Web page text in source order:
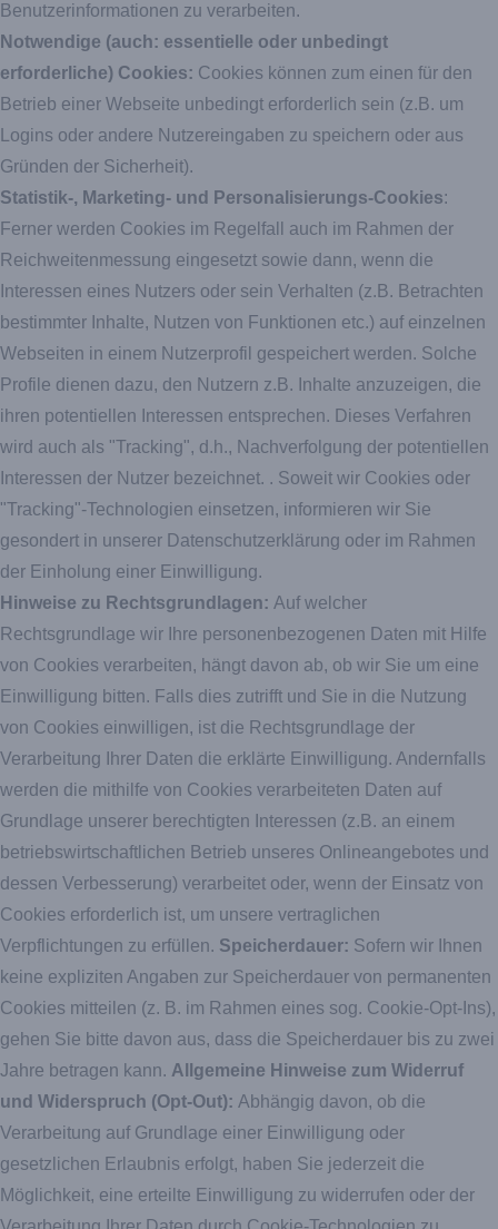
Benutzerinformationen zu verarbeiten.
Notwendige (auch: essentielle oder unbedingt
erforderliche) Cookies: Cookies können zum einen für den
Betrieb einer Webseite unbedingt erforderlich sein (z.B. um
Logins oder andere Nutzereingaben zu speichern oder aus
Gründen der Sicherheit).
Statistik-, Marketing- und Personalisierungs-Cookies:
Ferner werden Cookies im Regelfall auch im Rahmen der
Reichweitenmessung eingesetzt sowie dann, wenn die
Interessen eines Nutzers oder sein Verhalten (z.B. Betrachten
bestimmter Inhalte, Nutzen von Funktionen etc.) auf einzelnen
Webseiten in einem Nutzerprofil gespeichert werden. Solche
Profile dienen dazu, den Nutzern z.B. Inhalte anzuzeigen, die
ihren potentiellen Interessen entsprechen. Dieses Verfahren
wird auch als "Tracking", d.h., Nachverfolgung der potentiellen
Interessen der Nutzer bezeichnet. . Soweit wir Cookies oder
"Tracking"-Technologien einsetzen, informieren wir Sie
gesondert in unserer Datenschutzerklärung oder im Rahmen
der Einholung einer Einwilligung.
Hinweise zu Rechtsgrundlagen: Auf welcher
Rechtsgrundlage wir Ihre personenbezogenen Daten mit Hilfe
von Cookies verarbeiten, hängt davon ab, ob wir Sie um eine
Einwilligung bitten. Falls dies zutrifft und Sie in die Nutzung
von Cookies einwilligen, ist die Rechtsgrundlage der
Verarbeitung Ihrer Daten die erklärte Einwilligung. Andernfalls
werden die mithilfe von Cookies verarbeiteten Daten auf
Grundlage unserer berechtigten Interessen (z.B. an einem
betriebswirtschaftlichen Betrieb unseres Onlineangebotes und
dessen Verbesserung) verarbeitet oder, wenn der Einsatz von
Cookies erforderlich ist, um unsere vertraglichen
Verpflichtungen zu erfüllen. Speicherdauer: Sofern wir Ihnen
keine expliziten Angaben zur Speicherdauer von permanenten
Cookies mitteilen (z. B. im Rahmen eines sog. Cookie-Opt-Ins),
gehen Sie bitte davon aus, dass die Speicherdauer bis zu zwei
Jahre betragen kann. Allgemeine Hinweise zum Widerruf
und Widerspruch (Opt-Out): Abhängig davon, ob die
Verarbeitung auf Grundlage einer Einwilligung oder
gesetzlichen Erlaubnis erfolgt, haben Sie jederzeit die
Möglichkeit, eine erteilte Einwilligung zu widerrufen oder der